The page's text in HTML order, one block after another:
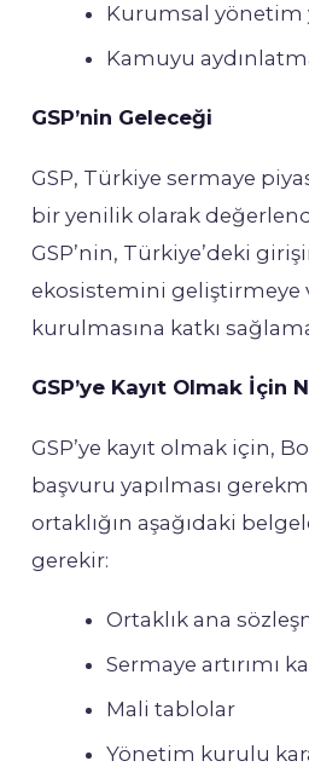
Kurumsal
Kamuyu
GSP’nin Geleceği
GSP, Türkiye sermaye
bir yenilik olarak
GSP’nin, Türkiye’deki
ekosistemini geliştirmeye
kurulmasına katkı
GSP’ye Kayıt Olmak İçin
GSP’ye kayıt olmak için,
başvuru yapılması
ortaklığın aşağıdaki
gerekir:
Ortaklık ana
Sermaye artırımı
Mali tablolar
Yönetim kurulu